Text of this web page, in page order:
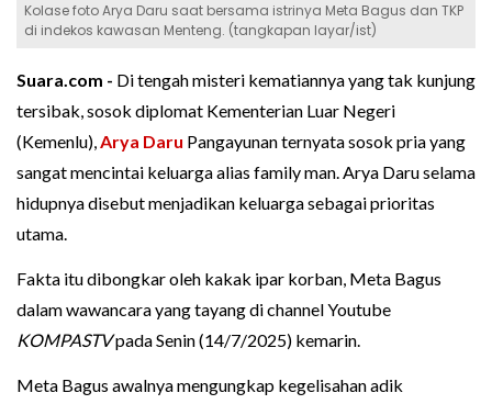
Kolase foto Arya Daru saat bersama istrinya Meta Bagus dan TKP
di indekos kawasan Menteng. (tangkapan layar/ist)
Suara.com - Di tengah misteri kematiannya yang tak kunjung
tersibak, sosok diplomat Kementerian Luar Negeri
(Kemenlu),Arya Daru Pangayunan ternyata sosok pria yang
sangat mencintai keluarga alias family man. Arya Daru selama
hidupnya disebut menjadikan keluarga sebagai prioritas
utama.
Fakta itu dibongkar oleh kakak ipar korban, Meta Bagus
dalam wawancara yang tayang di channel Youtube
KOMPASTVpada Senin (14/7/2025) kemarin.
Meta Bagus awalnya mengungkap kegelisahan adik